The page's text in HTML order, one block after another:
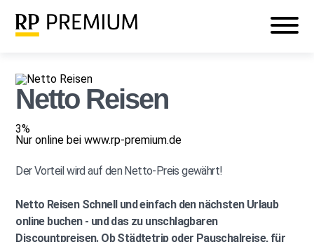
Login
Netto Reisen
3%
Nur online bei www.rp-premium.de
Der Vorteil wird auf den Netto-Preis gewährt!
Netto ReisenSchnell und einfach den nächsten Urlaub
online buchen - und das zu unschlagbaren
Discountpreisen. Ob Städtetrip oder Pauschalreise, für